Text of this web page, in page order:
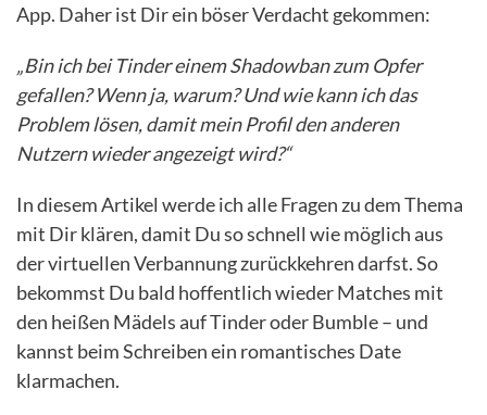
App. Daher ist Dir ein böser Verdacht gekommen:
„Bin ich bei Tinder einem Shadowban zum Opfer
gefallen? Wenn ja, warum? Und wie kann ich das
Problem lösen, damit mein Profil den anderen
Nutzern wieder angezeigt wird?“
In diesem Artikel werde ich alle Fragen zu dem Thema
mit Dir klären, damit Du so schnell wie möglich aus
der virtuellen Verbannung zurückkehren darfst. So
bekommst Du bald hoffentlich wieder Matches mit
den heißen Mädels auf Tinder oder Bumble – und
kannst beim Schreiben ein romantisches Date
klarmachen.